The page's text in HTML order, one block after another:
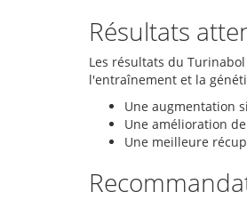
Résultats
Les résultats du
l'entraînement et la
Une augmentation
Une amélioration
Une meilleure